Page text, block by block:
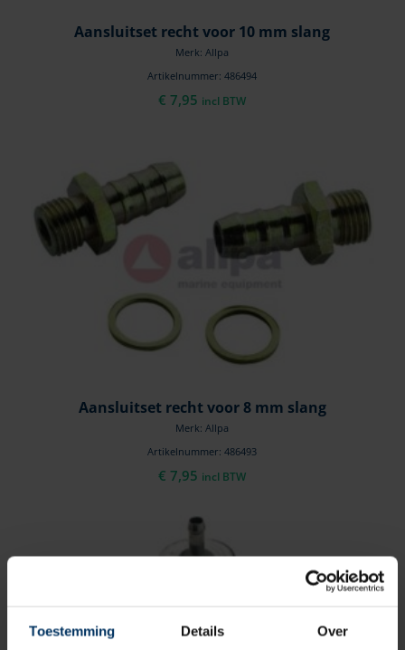
Toestemming Details Over
Aansluitset recht voor 10 mm slang
Merk: Allpa
Artikelnummer: 486494
€ 7,95 incl BTW
Aansluitset recht voor 8 mm slang
Merk: Allpa
Artikelnummer: 486493
€ 7,95 incl BTW